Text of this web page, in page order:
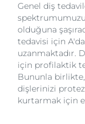
Genel diş
olduğuna
tedavisi için
uzanmaktadır.
için profilaktik
Bununla
dişlerinizi
kurtarmak için